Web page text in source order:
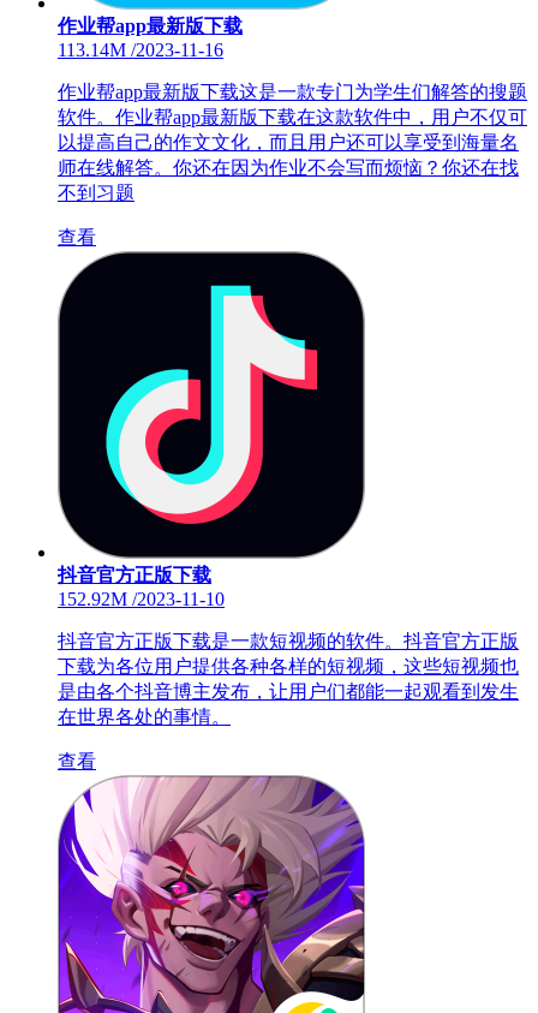
作业帮app最新版下载
113.14M /2023-11-16
作业帮app最新版下载这是一款专门为学生们解答的搜题
软件。作业帮app最新版下载在这款软件中，用户不仅可
以提高自己的作文文化，而且用户还可以享受到海量名
师在线解答。你还在因为作业不会写而烦恼？你还在找
不到习题
查看
抖音官方正版下载
152.92M /2023-11-10
抖音官方正版下载是一款短视频的软件。抖音官方正版
下载为各位用户提供各种各样的短视频，这些短视频也
是由各个抖音博主发布，让用户们都能一起观看到发生
在世界各处的事情。
查看